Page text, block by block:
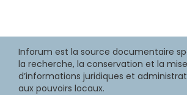
Inforum est la source documentaire
la recherche, la conservation et la
d’informations juridiques et
aux pouvoirs locaux.